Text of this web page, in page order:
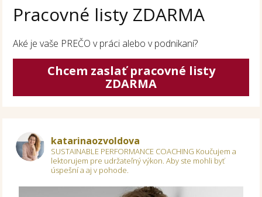
Pracovné listy ZDARMA
Aké je vaše PREČO v práci alebo v podnikaní?
Chcem zaslať pracovné listy
ZDARMA
katarinaozvoldova
SUSTAINABLE PERFORMANCE COACHING Koučujem a
lektorujem pre udržateľný výkon.Aby ste mohli byť
úspešní a aj v pohode.